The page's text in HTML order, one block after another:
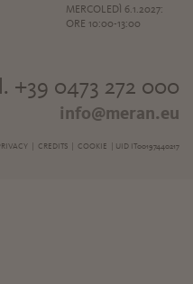
MERCOLEDÌ 6.1.2027:
ORE 10:00-13:00
+39 0473 272 000
info@meran.eu
| CREDITS| COOKIE | UID IT00197440217